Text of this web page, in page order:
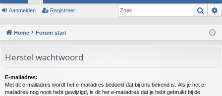
or
m
s
ed an
el
eg
re
Aanmelden Registreer Zoek
Home Forum start
Herstel wachtwoord
E-mailadres:
Met dit e-mailadres wordt het e-mailadres bedoeld dat bij ons bekend is. Als je het e-
mailadres nog nooit hebt gewijzigd, is dit het e-mailadres dat je hebt gebruikt bij de